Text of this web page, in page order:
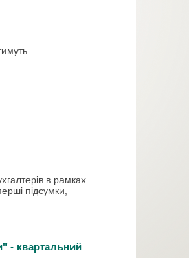
в рамках
підсумки
- квартальний